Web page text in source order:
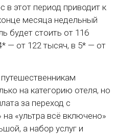
этот период приводит к
месяца недельный
будет стоить от 116
— от 122 тысяч, в 5* — от
на категорию отеля, но
за переход с
«ультра всё включено»
а набор услуг и